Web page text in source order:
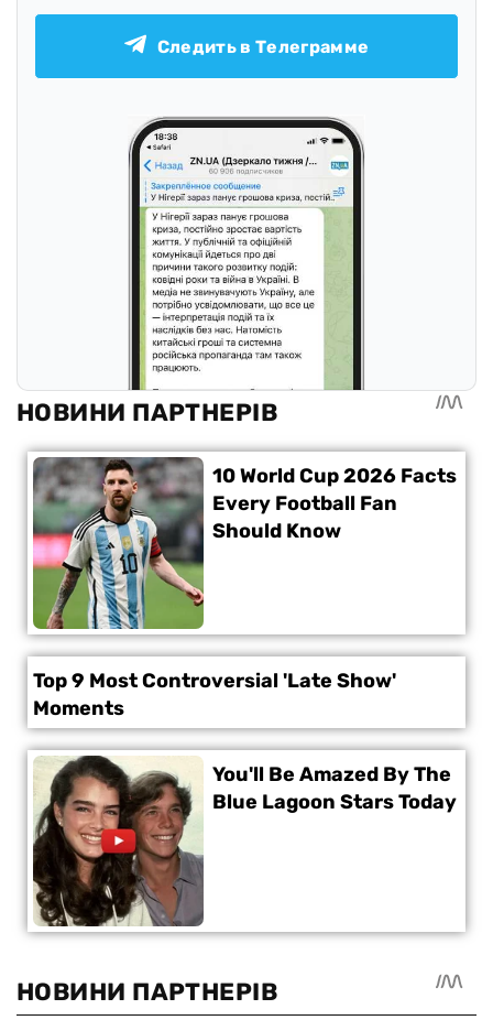
Следить в Телеграмме